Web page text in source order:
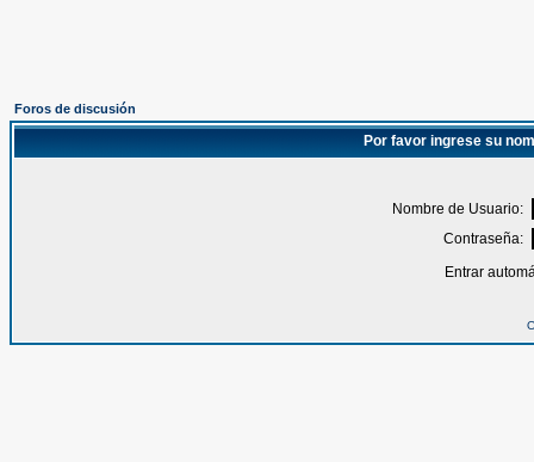
Foros de discusión
Por favor ingrese su
Nombre de Usuario:
Contraseña:
Entrar